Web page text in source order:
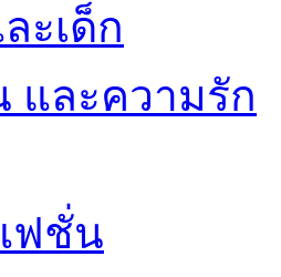
ะเด็ก
และความรัก
ฟชั่น